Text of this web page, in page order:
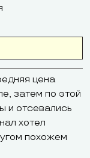
цена
затем по этой
и отсевались
хотел
похожем